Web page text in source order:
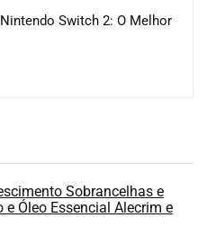
Switch 2: O Melhor
Sobrancelhas e
e Óleo Essencial Alecrim e